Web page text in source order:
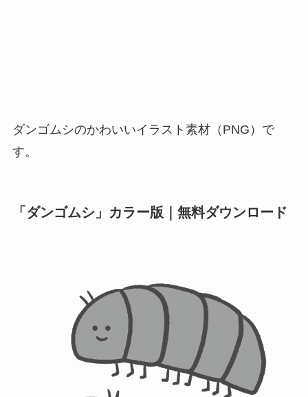
ダンゴムシのかわいいイラスト素材（PNG）で
す。
「ダンゴムシ」カラー版｜無料ダウンロード